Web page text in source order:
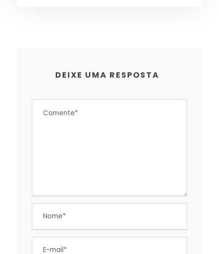
DEIXE UMA RESPOSTA